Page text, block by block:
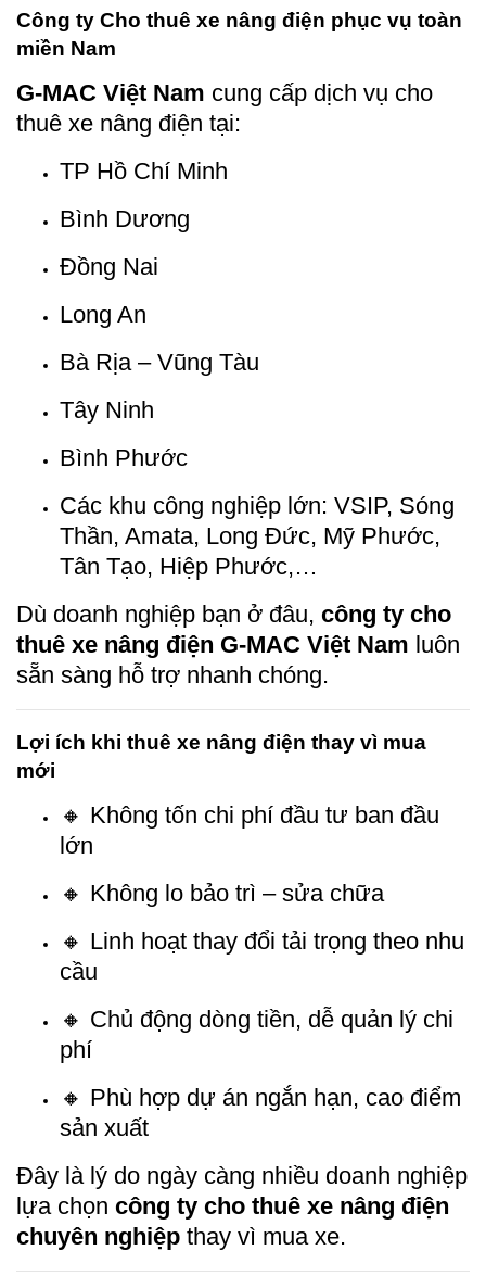
Công ty Cho thuê xe nâng điện phục vụ toàn
miền Nam
G-MAC Việt Nam cung cấp dịch vụ cho
thuê xe nâng điện tại:
TP Hồ Chí Minh
Bình Dương
Đồng Nai
Long An
Bà Rịa – Vũng Tàu
Tây Ninh
Bình Phước
Các khu công nghiệp lớn: VSIP, Sóng
Thần, Amata, Long Đức, Mỹ Phước,
Tân Tạo, Hiệp Phước,…
Dù doanh nghiệp bạn ở đâu, công ty cho
thuê xe nâng điện G-MAC Việt Nam luôn
sẵn sàng hỗ trợ nhanh chóng.
Lợi ích khi thuê xe nâng điện thay vì mua
mới
🔸 Không tốn chi phí đầu tư ban đầu
lớn
🔸 Không lo bảo trì – sửa chữa
🔸 Linh hoạt thay đổi tải trọng theo nhu
cầu
🔸 Chủ động dòng tiền, dễ quản lý chi
phí
🔸 Phù hợp dự án ngắn hạn, cao điểm
sản xuất
Đây là lý do ngày càng nhiều doanh nghiệp
lựa chọn công ty cho thuê xe nâng điện
chuyên nghiệp thay vì mua xe.